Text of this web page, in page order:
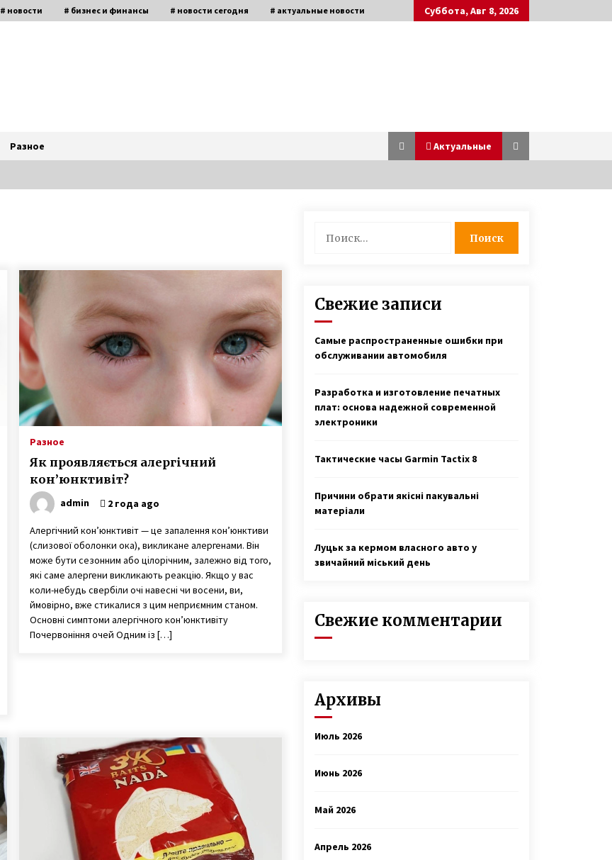
# новости # бизнес и финансы # новости сегодня # актуальные новости Суббота, Авг 8, 2026
Разное Актуальные
Бонякивская удочерила девочку с
назад опытный пилот чудом
выжил в Гималаях
7 лет ago
которого приняли в полицейские,
Пенсионер поступил в
университет и там встретил свою
7 лет ago
Призер Паралимпийских игр
рождении детей
7 лет ago
Ослиная ферма под Киевом —
уникального ослиного молока
3 года ago
Игорь Руденя, живущий в
6 лет ago
Разное
Як проявляється алергічний
кон’юнктивіт?
admin 2 года ago
Алергічний кон’юнктивіт — це запалення кон’юнктиви
(слизової оболонки ока), викликане алергенами. Він
може бути сезонним або цілорічним, залежно від того,
які саме алергени викликають реакцію. Якщо у вас
коли-небудь свербіли очі навесні чи восени, ви,
ймовірно, вже стикалися з цим неприємним станом.
Основні симптоми алергічного кон’юнктивіту
Почервоніння очей Одним із […]
Свежие записи
Самые распространенные ошибки при
обслуживании автомобиля
Разработка и изготовление печатных
плат: основа надежной современной
электроники
Тактические часы Garmin Tactix 8
Причини обрати якісні пакувальні
матеріали
Луцьк за кермом власного авто у
звичайний міський день
Свежие комментарии
Архивы
Июль 2026
Июнь 2026
Май 2026
Апрель 2026